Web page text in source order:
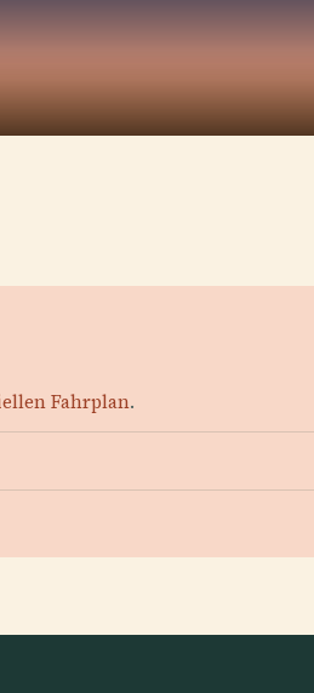
Fahrplan.